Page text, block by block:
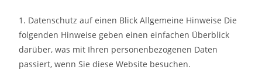
1. Datenschutz auf einen Blick Allgemeine Hinweise Die
folgenden Hinweise geben einen einfachen Überblick
darüber, was mit Ihren personenbezogenen Daten
passiert, wenn Sie diese Website besuchen.